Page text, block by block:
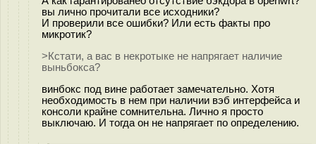
вы лично прочитали все исходники?
И проверили все ошибки? Или есть факты про
микротик?
>Кстати, а вас в некротыке не напрягает наличие
выньбокса?
винбокс под вине работает замечательно. Хотя
необходимость в нем при наличии вэб интерфейса и
консоли крайне сомнительна. Лично я просто
выключаю. И тогда он не напрягает по определению.